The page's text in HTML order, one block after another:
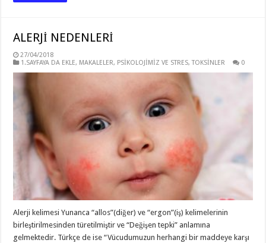
ALERJİ NEDENLERİ
27/04/2018
1.SAYFAYA DA EKLE, MAKALELER, PSİKOLOJİMİZ VE STRES,TOKSİNLER 0
Alerji kelimesi Yunanca “allos”(diğer) ve “ergon”(iş) kelimelerinin
birleştirilmesinden türetilmiştir ve “Değişen tepki” anlamına
gelmektedir. Türkçe de ise “Vücudumuzun herhangi bir maddeye karşı